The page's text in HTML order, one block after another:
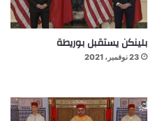
بلينكن يستقبل بوريطة
23 نوفمبر، 2021